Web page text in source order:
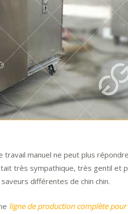
travail manuel ne peut plus
très sympathique, très gentil et
différentes de chin chin.
ligne de production complète